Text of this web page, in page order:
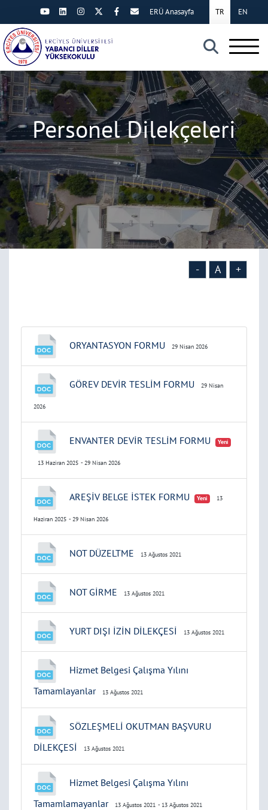
×
TR EN
ERÜ Anasayfa
Personel Dilekçeleri
- A +
ORYANTASYON FORMU 29 Nisan 2026
GÖREV DEVİR TESLİM FORMU 29 Nisan
2026
ENVANTER DEVİR TESLİM FORMU Yeni
13 Haziran 2025 - 29 Nisan 2026
AREŞİV BELGE İSTEK FORMU Yeni 13
Haziran 2025 - 29 Nisan 2026
NOT DÜZELTME 13 Ağustos 2021
NOT GİRME 13 Ağustos 2021
YURT DIŞI İZİN DİLEKÇESİ 13 Ağustos 2021
Hizmet Belgesi Çalışma Yılını
Tamamlayanlar
13 Ağustos 2021
SÖZLEŞMELİ OKUTMAN BAŞVURU
DİLEKÇESİ
13 Ağustos 2021
Hizmet Belgesi Çalışma Yılını
Tamamlamayanlar
13 Ağustos 2021 - 13 Ağustos 2021